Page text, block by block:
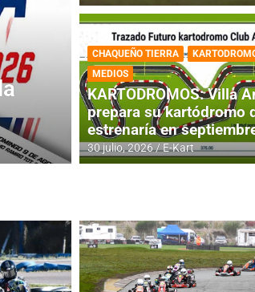
DESTACADA IAME SERIES
IAME SERIES
fecha con
4 agosto, 2026 E-Kart
CHAQUEÑO TIERRA
MEDIOS
KARTODROMOS: Villa
prepara su kartódromo
estrenaría en
30 julio, 2026 E-Kart